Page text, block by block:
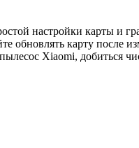
настройки карты и
обновлять карту после
Xiaomi, добиться